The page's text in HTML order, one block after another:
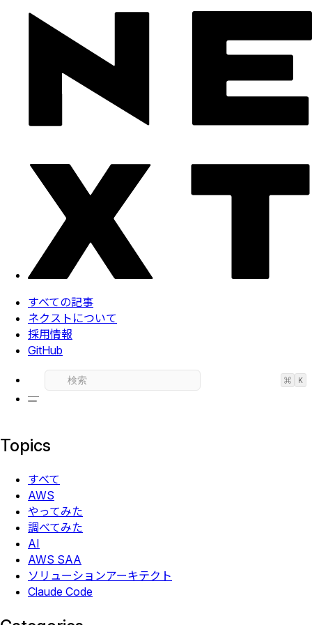
すべての記事
ネクストについて
採用情報
GitHub
⌘ K
Topics
すべて
AWS
やってみた
調べてみた
AI
AWS SAA
ソリューションアーキテクト
Claude Code